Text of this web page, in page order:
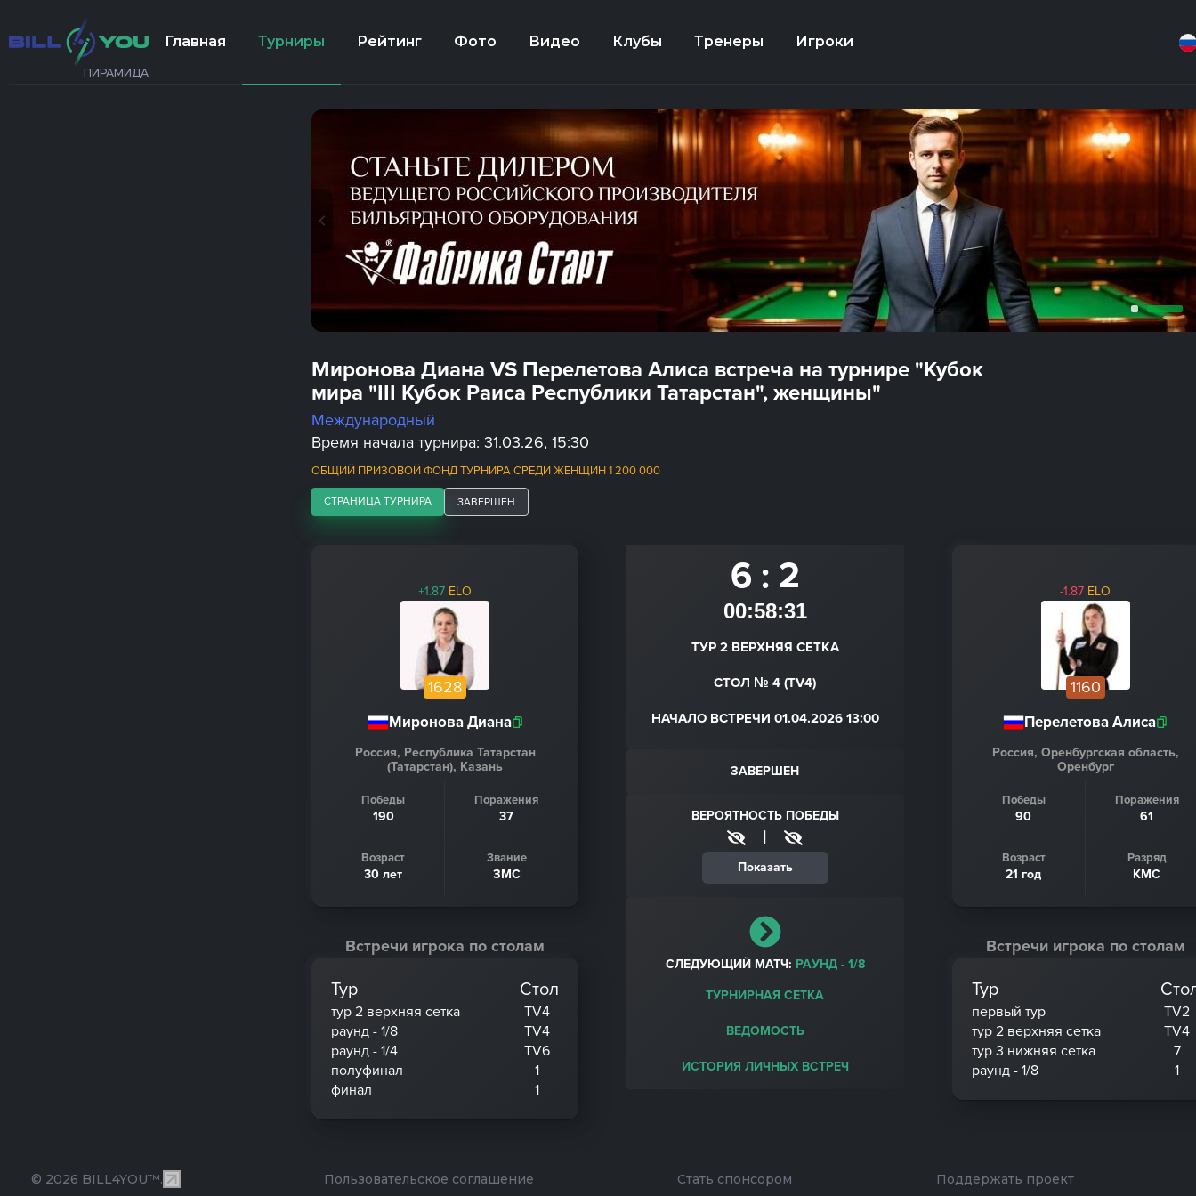
ПИРАМИДА
Главная Турниры Рейтинг Фото Видео Клубы Тренеры Игроки
Миронова Диана VS Перелетова Алиса встреча на турнире "Кубок
мира "III Кубок Раиса Республики Татарстан", женщины"
Международный
Время начала турнира: 31.03.26, 15:30
ОБЩИЙ ПРИЗОВОЙ ФОНД ТУРНИРА СРЕДИ ЖЕНЩИН 1 200 000
СТРАНИЦА ТУРНИРА ЗАВЕРШЕН
+1.87 ELO
1628
Миронова Диана
Россия, Республика Татарстан
(Татарстан), Казань
Победы
190
Поражения
37
Возраст
30 лет
Звание
ЗМС
Встречи игрока по столам
Тур Стол
тур 2 верхняя сетка
TV4
раунд - 1/8
TV4
раунд - 1/4
TV6
полуфинал
1
финал
1
6 : 2
00:58:31
ТУР 2 ВЕРХНЯЯ СЕТКА
СТОЛ № 4 (TV4)
НАЧАЛО ВСТРЕЧИ 01.04.2026 13:00
ЗАВЕРШЕН
ВЕРОЯТНОСТЬ ПОБЕДЫ
|
Показать
СЛЕДУЮЩИЙ МАТЧ: РАУНД - 1/8
ТУРНИРНАЯ СЕТКА
ВЕДОМОСТЬ
ИСТОРИЯ ЛИЧНЫХ ВСТРЕЧ
-1.87 ELO
1160
Перелетова Алиса
Россия, Оренбургская область,
Оренбург
Победы
90
Поражения
61
Возраст
21 год
Разряд
КМС
Встречи игрока по столам
Тур
первый тур
TV2
тур 2 верхняя сетка
TV4
тур 3 нижняя сетка
7
раунд - 1/8
1
© 2026 BILL4YOU™. Пользовательское соглашение Стать спонсором Поддержать проект